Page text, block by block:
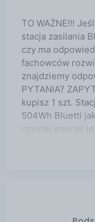
TO WAŻNE!!!
stacja zasilania
czy ma
fachowców
znajdziemy
PYTANIA?
kupisz 1 szt.
504Wh Bluetti
czystej energii
przyszłość,
magazynowania